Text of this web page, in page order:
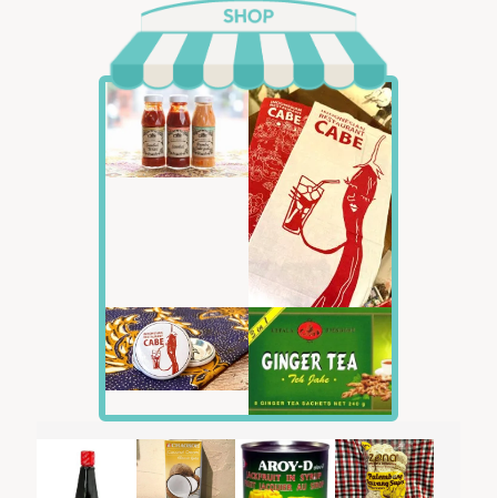
Red peppers, onions, garlic, paprika, salt, pepper, vegetable oil